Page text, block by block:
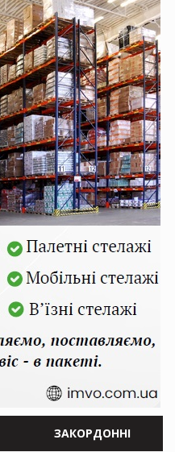
ЗАКОРДОННІ